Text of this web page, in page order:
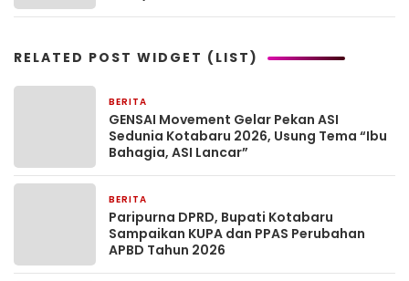
RELATED POST WIDGET (LIST)
BERITA
GENSAI Movement Gelar Pekan ASI
Sedunia Kotabaru 2026, Usung Tema “Ibu
Bahagia, ASI Lancar”
BERITA
Paripurna DPRD, Bupati Kotabaru
Sampaikan KUPA dan PPAS Perubahan
APBD Tahun 2026